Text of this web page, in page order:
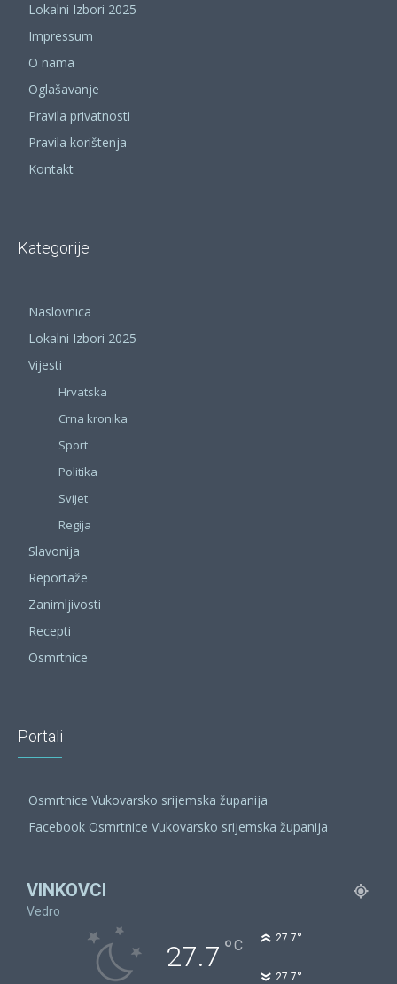
Lokalni Izbori 2025
Impressum
O nama
Oglašavanje
Pravila privatnosti
Pravila korištenja
Kontakt
Kategorije
Naslovnica
Lokalni Izbori 2025
Vijesti
Hrvatska
Crna kronika
Sport
Politika
Svijet
Regija
Slavonija
Reportaže
Zanimljivosti
Recepti
Osmrtnice
Portali
Osmrtnice Vukovarsko srijemska županija
Facebook Osmrtnice Vukovarsko srijemska županija
VINKOVCI
Vedro
27.7 °C 27.7°
27.7°